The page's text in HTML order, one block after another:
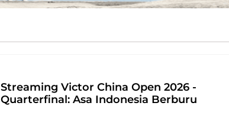
Streaming Victor China Open 2026 -
Quarterfinal: Asa Indonesia Berburu